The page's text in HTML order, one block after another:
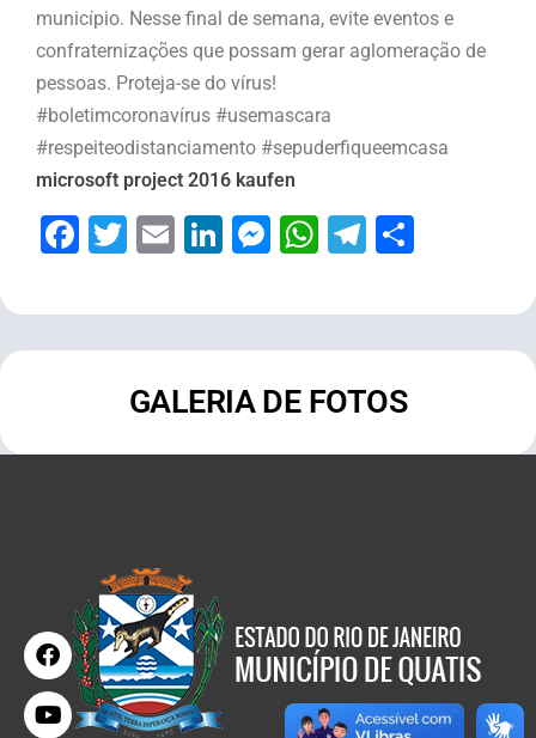
município. Nesse final de semana, evite eventos e
confraternizações que possam gerar aglomeração de
pessoas. Proteja-se do vírus!
#boletimcoronavírus #usemascara
#respeiteodistanciamento #sepuderfiqueemcasa
microsoft project 2016 kaufen
Facebook
Twitter
EmailLinkedIn
Messenger
WhatsApp
Telegram
GALERIA DE FOTOS